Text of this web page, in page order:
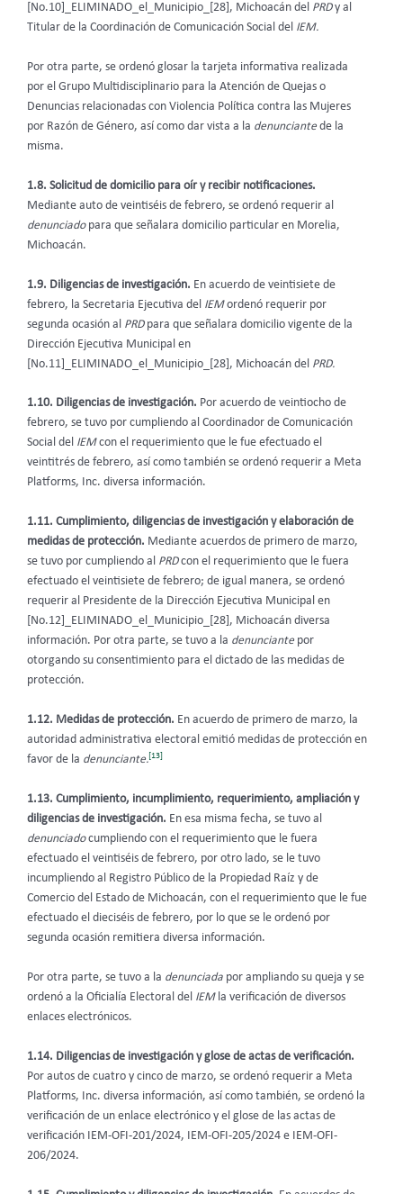
[No.10]_ELIMINADO_el_Municipio_[28], Michoacán del PRDy al
Titular de la Coordinación de Comunicación Social del IEM.
Por otra parte, se ordenó glosar la tarjeta informativa realizada
por el Grupo Multidisciplinario para la Atención de Quejas o
Denuncias relacionadas con Violencia Política contra las Mujeres
por Razón de Género, así como dar vista a la denunciantede la
misma.
1.8. Solicitud de domicilio para oír y recibir notificaciones.
Mediante auto de veintiséis de febrero, se ordenó requerir al
denunciado para que señalara domicilio particular en Morelia,
Michoacán.
1.9. Diligencias de investigación. En acuerdo de veintisiete de
febrero, la Secretaria Ejecutiva del IEMordenó requerir por
segunda ocasión al PRD para que señalara domicilio vigente de la
Dirección Ejecutiva Municipal en
[No.11]_ELIMINADO_el_Municipio_[28], Michoacán del PRD.
1.10. Diligencias de investigación. Por acuerdo de veintiocho de
febrero, se tuvo por cumpliendo al Coordinador de Comunicación
Social del IEMcon el requerimiento que le fue efectuado el
veintitrés de febrero, así como también se ordenó requerir a Meta
Platforms, Inc. diversa información.
1.11. Cumplimiento, diligencias de investigación y elaboración de
medidas de protección. Mediante acuerdos de primero de marzo,
se tuvo por cumpliendo al PRDcon el requerimiento que le fuera
efectuado el veintisiete de febrero; de igual manera, se ordenó
requerir al Presidente de la Dirección Ejecutiva Municipal en
[No.12]_ELIMINADO_el_Municipio_[28], Michoacán diversa
información. Por otra parte, se tuvo a la denunciante por
otorgando su consentimiento para el dictado de las medidas de
protección.
1.12. Medidas de protección. En acuerdo de primero de marzo, la
autoridad administrativa electoral emitió medidas de protección en
favor de la denunciante.[13]
1.13. Cumplimiento, incumplimiento, requerimiento, ampliación y
diligencias de investigación. En esa misma fecha, se tuvo al
denunciadocumpliendo con el requerimiento que le fuera
efectuado el veintiséis de febrero, por otro lado, se le tuvo
incumpliendo al Registro Público de la Propiedad Raíz y de
Comercio del Estado de Michoacán, con el requerimiento que le fue
efectuado el dieciséis de febrero, por lo que se le ordenó por
segunda ocasión remitiera diversa información.
Por otra parte, se tuvo a la denunciada por ampliando su queja y se
ordenó a la Oficialía Electoral del IEM la verificación de diversos
enlaces electrónicos.
1.14. Diligencias de investigación y glose de actas de verificación.
Por autos de cuatro y cinco de marzo, se ordenó requerir a Meta
Platforms, Inc. diversa información, así como también, se ordenó la
verificación de un enlace electrónico y el glose de las actas de
verificación IEM-OFI-201/2024, IEM-OFI-205/2024 e IEM-OFI-
206/2024.